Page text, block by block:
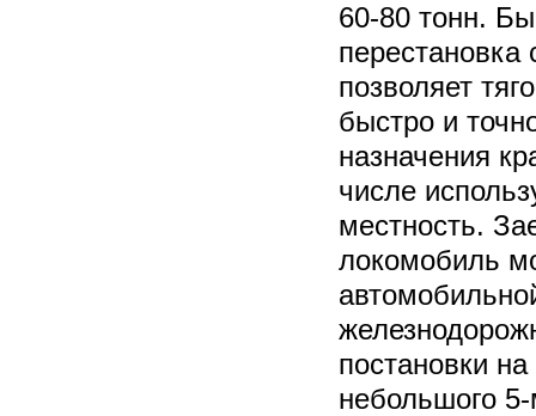
60-80 тонн.
перестановка
позволяет
быстро и
назначения
числе
местность.
локомобиль
постановки
небольшого 5-